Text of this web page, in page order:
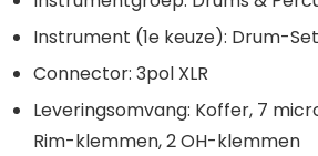
Instrument (1e keuze): Drum-Set
Connector: 3pol XLR
Leveringsomvang: Koffer, 7
Rim-klemmen, 2 OH-klemmen